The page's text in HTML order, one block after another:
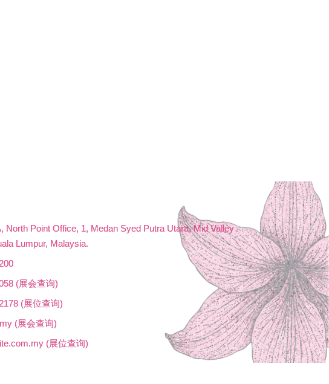
North Point Office, 1, Medan Syed Putra Utara, Mid Valley
Lumpur, Malaysia.
(展会查询)
(展位查询)
(展会查询)
(展位查询)